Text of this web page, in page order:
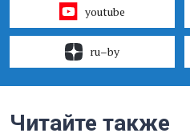
youtube
ru–by
Читайте также